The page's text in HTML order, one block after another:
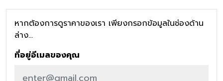
หากต้องการดูราคาของเรา เพียงกรอกข้อมูลในช่องด้าน
ล่าง...
ที่อยู่อีเมลของคุณ